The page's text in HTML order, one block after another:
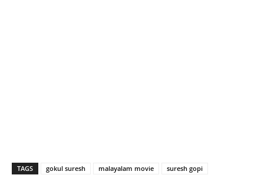
TAGS gokul suresh malayalam movie suresh gopi